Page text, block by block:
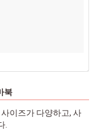
북
이즈가 다양하고, 사
.